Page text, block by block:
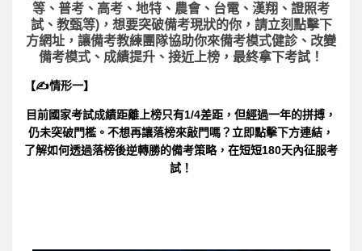
等、普考、高考、地特、農會、台電、漢翔、證照考
試、教甄等)，想要突破備考現狀的你，請立刻點擊下
方網址，讓備考教練團隊協助你來備考模式健診、改變
備考模式、成績提升、接近上榜，最終拿下考試！
【✍情形一】
目前國家考試成績距離上榜只有1/4差距，但經過一年的拼搏，
仍未突破門檻。不想再讓落榜來敲門嗎？立即點擊下方連結，
了解如何透過落榜後逆轉勝的備考策略，在短短180天內征服考
試！